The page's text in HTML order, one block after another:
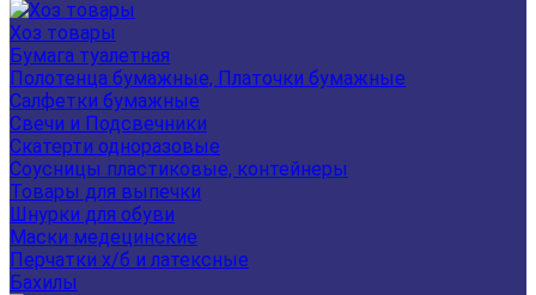
Хоз товары
Бумага туалетная
Полотенца бумажные, Платочки бумажные
Салфетки бумажные
Свечи и Подсвечники
Скатерти одноразовые
Соусницы пластиковые, контейнеры
Товары для выпечки
Шнурки для обуви
Маски медецинские
Перчатки х/б и латексные
Бахилы